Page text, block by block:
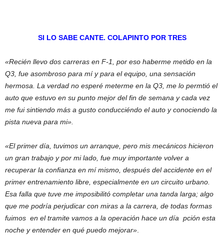
SI LO SABE CANTE. COLAPINTO POR TRES
«Recién llevo dos carreras en F-1, por eso haberme metido en la
Q3, fue asombroso para mí y para el equipo, una sensación
hermosa. La verdad no esperé meterme en la Q3, me lo permtió el
auto que estuvo en su punto mejor del fin de semana y cada vez
me fui sintiendo más a gusto conducciéndo el auto y conociendo la
pista nueva para mi».
«El primer día, tuvimos un arranque, pero mis mecánicos hicieron
un gran trabajo y por mi lado, fue muy importante volver a
recuperar la confianza en mí mismo, después del accidente en el
primer entrenamiento libre, especialmente en un circuito urbano.
Esa falla que tuve me imposibilitó completar una tanda larga; algo
que me podría perjudicar con miras a la carrera, de todas formas
fuimos en el tramite vamos a la operación hace un día pción esta
noche y entender en qué puedo mejorar».